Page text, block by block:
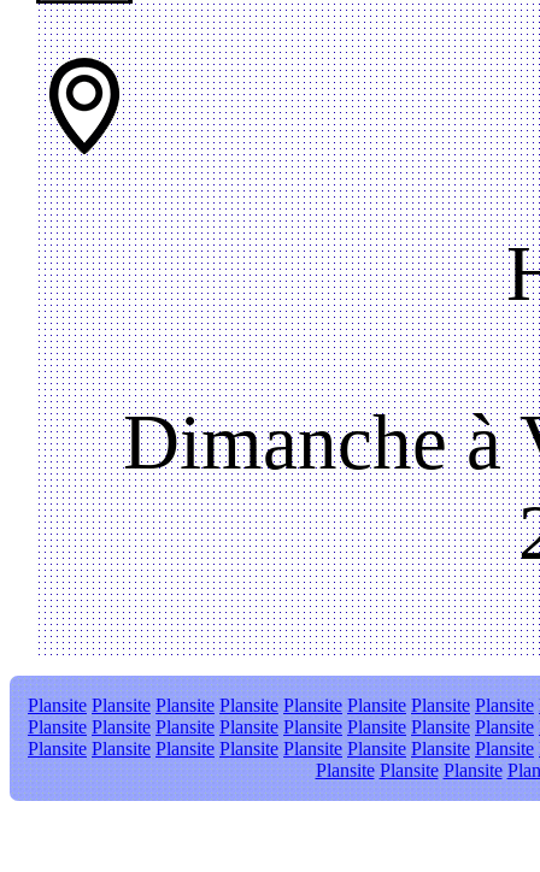
Dimanche à
Plansite Plansite Plansite Plansite Plansite Plansite Plansite Plansite
Plansite Plansite Plansite Plansite Plansite Plansite Plansite Plansite
Plansite Plansite Plansite Plansite Plansite Plansite Plansite Plansite
Plansite Plansite Plansite